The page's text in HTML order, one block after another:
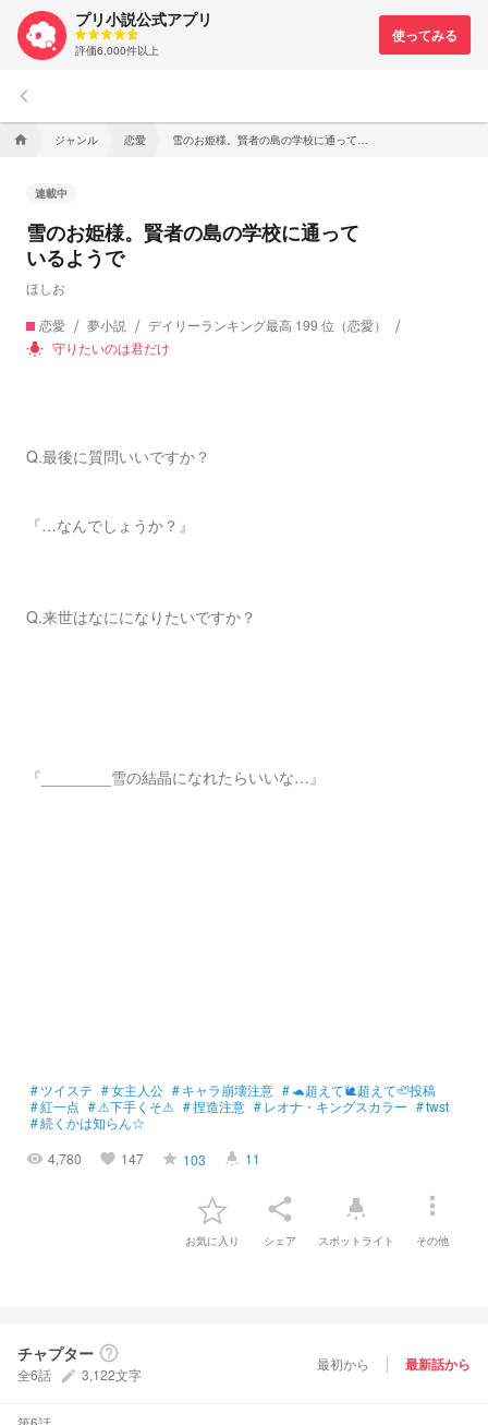
プリ小説公式アプリ
評価6,000件以上
keyboard_arrow_left
home ジャンル 恋愛
連載中
雪のお姫様。賢者の島の学校に通って
いるようで
ほしお
恋愛
夢小説 デイリーランキング最高 199 位（恋愛）
wb_incandescent 守りたいのは君だけ
Q.最後に質問いいですか？
『…なんでしょうか？』
Q.来世はなにになりたいですか？
『________雪の結晶になれたらいいな…』
#ツイステ #女主人公 #キャラ崩壊注意 #🐢超えて🐌超えて🦥投稿
#紅一点 #⚠下手くそ⚠ #捏造注意 #レオナ・キングスカラー #twst
#続くかは知らん☆
visibility 4,780 favorite 147 grade 103 highlight 11
お気に入り
share
シェア
highlight
スポットライト
more_vert
その他
チャプター help_outline
全6話 create 3,122文字
最初から 最新話から